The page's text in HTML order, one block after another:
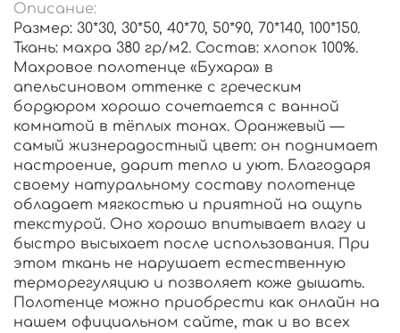
Описание:
Размер: 30*30, 30*50, 40*70, 50*90, 70*140, 100*150.
Ткань: махра 380 гр/м2. Состав: хлопок 100%.
Махровое полотенце «Бухара» в
апельсиновом оттенке с греческим
бордюром хорошо сочетается с ванной
комнатой в тёплых тонах. Оранжевый —
самый жизнерадостный цвет: он поднимает
настроение, дарит тепло и уют. Благодаря
своему натуральному составу полотенце
обладает мягкостью и приятной на ощупь
текстурой. Оно хорошо впитывает влагу и
быстро высыхает после использования. При
этом ткань не нарушает естественную
терморегуляцию и позволяет коже дышать.
Полотенце можно приобрести как онлайн на
нашем официальном сайте, так и во всех